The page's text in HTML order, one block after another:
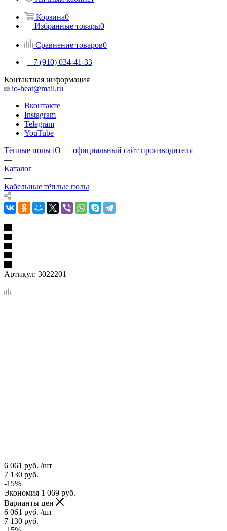
Корзина0
Избранные товары0
Сравнение товаров0
+7 (910) 034-41-33
Контактная информация
io-heat@mail.ru
Вконтакте
Instagram
Telegram
YouTube
Тёплые полы iO — официальный сайт производителя
—
Каталог
—
Кабельные тёплые полы
Артикул: 3022201
6 061 руб. /шт
7 130 руб.
-15%
Экономия 1 069 руб.
Варианты цен
6 061 руб. /шт
7 130 руб.